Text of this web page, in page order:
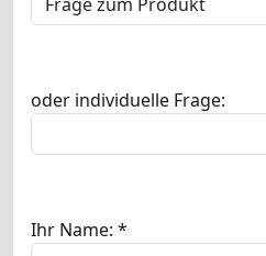
oder individuelle Frage:
Ihr Name: *